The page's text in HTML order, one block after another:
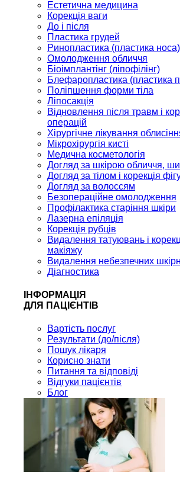
Естетична медицина
Корекція ваги
До і після
Пластика грудей
Ринопластика (пластика носа)
Омолодження обличчя
Біоімплантінг (ліпофілінг)
Блефаропластика (пластика
Поліпшення форми тіла
Ліпосакція
Відновлення після травм і
операцій
Хірургічне лікування
Мікрохірургія кисті
Медична косметологія
Догляд за шкірою обличчя,
Догляд за тілом і корекція
Догляд за волоссям
Безопераційне омолодження
Профілактика старіння шкіри
Лазерна епіляція
Корекція рубців
Видалення татуювань і
макіяжу
Видалення небезпечних
Діагностика
ІНФОРМАЦІЯ
ДЛЯ ПАЦІЄНТІВ
Вартість послуг
Результати (до/після)
Пошук лікаря
Корисно знати
Питання та відповіді
Відгуки пацієнтів
Блог